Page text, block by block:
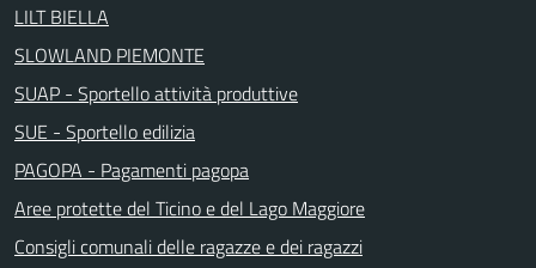
LILT BIELLA
SLOWLAND PIEMONTE
SUAP - Sportello attività produttive
SUE - Sportello edilizia
PAGOPA - Pagamenti pagopa
Aree protette del Ticino e del Lago Maggiore
Consigli comunali delle ragazze e dei ragazzi